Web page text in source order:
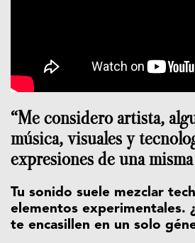
“Me considero artista,
música, visuales y
expresiones de una
Tu sonido suele mezclar
elementos experimentales.
te encasillen en un solo